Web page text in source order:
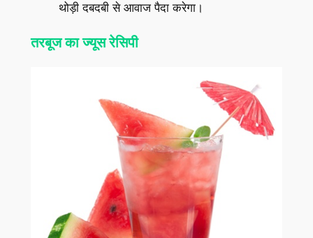
थोड़ी दबदबी से आवाज पैदा करेगा।
तरबूज का ज्यूस रेसिपी